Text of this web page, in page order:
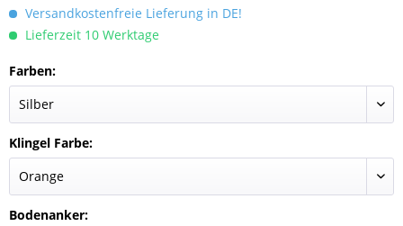
Versandkostenfreie Lieferung in DE!
Lieferzeit 10 Werktage
Farben:
Klingel Farbe:
Bodenanker: